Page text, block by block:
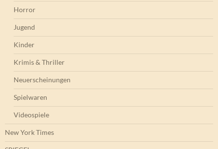
Horror
Jugend
Kinder
Krimis & Thriller
Neuerscheinungen
Spielwaren
Videospiele
New York Times